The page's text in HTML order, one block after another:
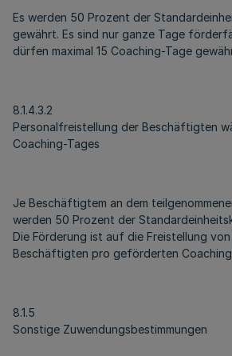
Es werden 50 Prozent der
gewährt. Es sind nur ganze Tage
dürfen maximal 15 Coaching-Tage
8.1.4.3.2
Personalfreistellung der Beschäftigten
Coaching-Tages
Je Beschäftigtem an dem
werden 50 Prozent der
Die Förderung ist auf die Freistellung von
Beschäftigten pro geförderten
8.1.5
Sonstige Zuwendungsbestimmungen